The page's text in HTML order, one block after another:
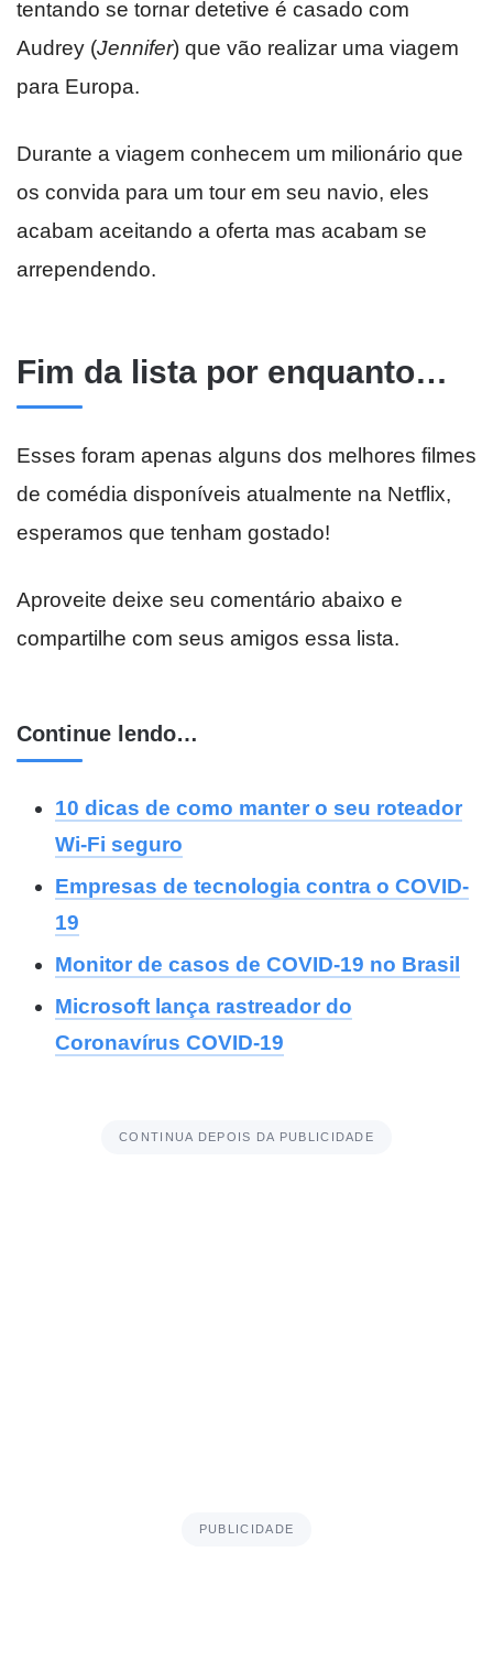
tentando se tornar detetive é casado com
Audrey (Jennifer) que vão realizar uma viagem
para Europa.
Durante a viagem conhecem um milionário que
os convida para um tour em seu navio, eles
acabam aceitando a oferta mas acabam se
arrependendo.
Fim da lista por enquanto…
Esses foram apenas alguns dos melhores filmes
de comédia disponíveis atualmente na Netflix,
esperamos que tenham gostado!
Aproveite deixe seu comentário abaixo e
compartilhe com seus amigos essa lista.
Continue lendo…
10 dicas de como manter o seu roteador
Wi-Fi seguro
Empresas de tecnologia contra o COVID-
19
Monitor de casos de COVID-19 no Brasil
Microsoft lança rastreador do
Coronavírus COVID-19
CONTINUA DEPOIS DA PUBLICIDADE
PUBLICIDADE